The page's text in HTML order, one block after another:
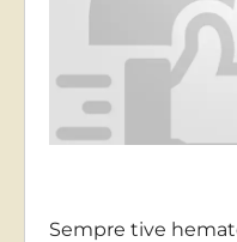
Sempre tive